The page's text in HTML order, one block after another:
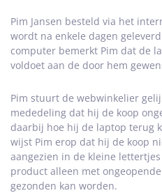
Pim Jansen besteld via het
wordt na enkele dagen
computer bemerkt Pim dat de
voldoet aan de door hem
Pim stuurt de webwinkelier
mededeling dat hij de koop
daarbij hoe hij de laptop terug
wijst Pim erop dat hij de koop
aangezien in de kleine
product alleen met
gezonden kan worden.